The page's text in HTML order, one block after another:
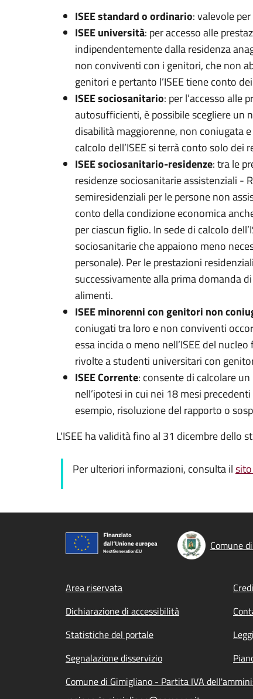
ISEE standard o ordinario: valevole
ISEE università: per accesso alle
indipendentemente dalla residenza
non conviventi con i genitori, che non
genitori e pertanto l’ISEE tiene conto
ISEE sociosanitario: per l’accesso alle
autosufficienti, è possibile scegliere un
disabilità maggiorenne, non coniugata
calcolo dell’ISEE si terrà conto solo
ISEE sociosanitario-residenze: tra le
residenze sociosanitarie assistenziali -
semiresidenziali per le persone non
conto della condizione economica
per ciascun figlio. In sede di calcolo
sociosanitarie che appaiono meno
personale). Per le prestazioni
successivamente alla prima domanda
alimenti.
ISEE minorenni con genitori non
coniugati tra loro e non conviventi
essa incida o meno nell’ISEE del
rivolte a studenti universitari con
ISEE Corrente: consente di calcolare
nell’ipotesi in cui nei 18 mesi
esempio, risoluzione del rapporto o
L'ISEE ha validità fino al 31 dicembre dello
Per ulteriori informazioni, consulta il
Comune
Footer menu
Area riservata
Dichiarazione di accessibilità
Statistiche del portale
Segnalazione disservizio
Comune di Gimigliano - Partita IVA